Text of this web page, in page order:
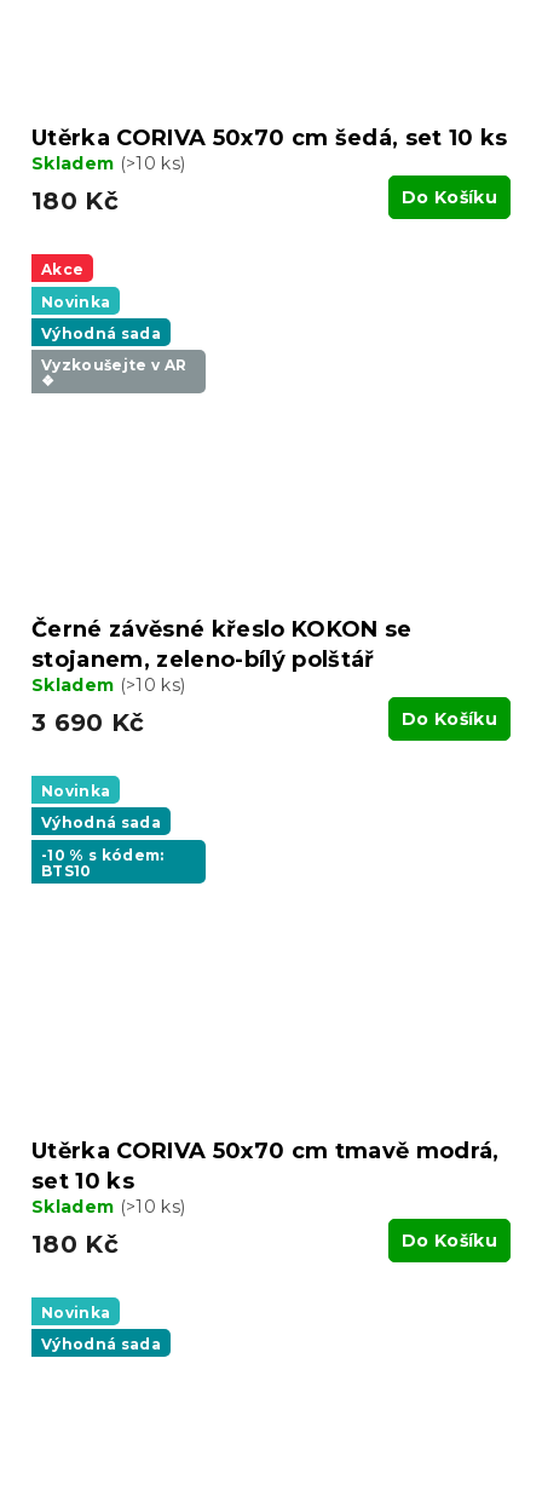
Utěrka CORIVA 50x70 cm šedá, set 10 ks
Skladem (>10 ks)
180 Kč Do Košíku
Akce
Novinka
Výhodná sada
Vyzkoušejte v AR
❖
Černé závěsné křeslo KOKON se
stojanem, zeleno-bílý polštář
Skladem (>10 ks)
3 690 Kč Do Košíku
Novinka
Výhodná sada
-10 % s kódem:
BTS10
Utěrka CORIVA 50x70 cm tmavě modrá,
set 10 ks
Skladem (>10 ks)
180 Kč Do Košíku
Novinka
Výhodná sada